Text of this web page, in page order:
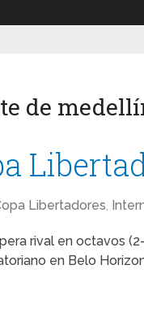
de
Libertadores,
rival en octavos
en Belo